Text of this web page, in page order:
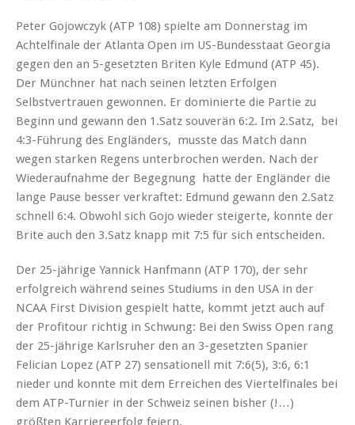
Peter Gojowczyk (ATP 108) spielte am Donnerstag im
Achtelfinale der Atlanta Open im US-Bundesstaat Georgia
gegen den an 5-gesetzten Briten Kyle Edmund (ATP 45).
Der Münchner hat nach seinen letzten Erfolgen
Selbstvertrauen gewonnen. Er dominierte die Partie zu
Beginn und gewann den 1.Satz souverän 6:2. Im 2.Satz, bei
4:3-Führung des Engländers, musste das Match dann
wegen starken Regens unterbrochen werden. Nach der
Wiederaufnahme der Begegnung hatte der Engländer die
lange Pause besser verkraftet: Edmund gewann den 2.Satz
schnell 6:4. Obwohl sich Gojo wieder steigerte, konnte der
Brite auch den 3.Satz knapp mit 7:5 für sich entscheiden.
Der 25-jährige Yannick Hanfmann (ATP 170), der sehr
erfolgreich während seines Studiums in den USA in der
NCAA First Division gespielt hatte, kommt jetzt auch auf
der Profitour richtig in Schwung: Bei den Swiss Open rang
der 25-jährige Karlsruher den an 3-gesetzten Spanier
Felician Lopez (ATP 27) sensationell mit 7:6(5), 3:6, 6:1
nieder und konnte mit dem Erreichen des Viertelfinales bei
dem ATP-Turnier in der Schweiz seinen bisher (!…)
größten Karriereerfolg feiern.